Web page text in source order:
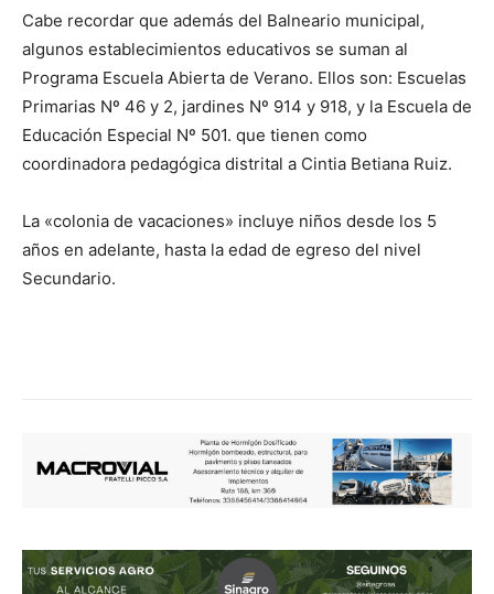
Cabe recordar que además del Balneario municipal,
algunos establecimientos educativos se suman al
Programa Escuela Abierta de Verano. Ellos son: Escuelas
Primarias Nº 46 y 2, jardines Nº 914 y 918, y la Escuela de
Educación Especial Nº 501. que tienen como
coordinadora pedagógica distrital a Cintia Betiana Ruiz.
La «colonia de vacaciones» incluye niños desde los 5
años en adelante, hasta la edad de egreso del nivel
Secundario.